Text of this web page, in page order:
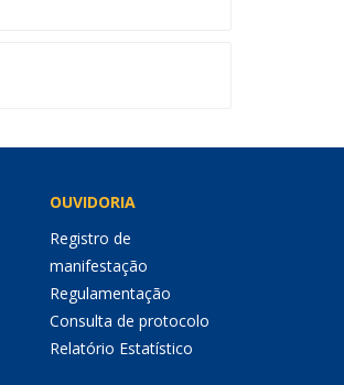
OUVIDORIA
Registro de
manifestação
Regulamentação
Consulta de protocolo
Relatório Estatístico